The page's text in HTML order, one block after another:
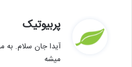
پربیوتیک
ت
آیدا جان سلام.
میشه